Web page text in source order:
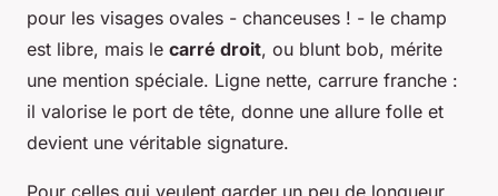
pour les visages ovales - chanceuses ! - le champ
est libre, mais le carré droit, ou blunt bob, mérite
une mention spéciale. Ligne nette, carrure franche :
il valorise le port de tête, donne une allure folle et
devient une véritable signature.